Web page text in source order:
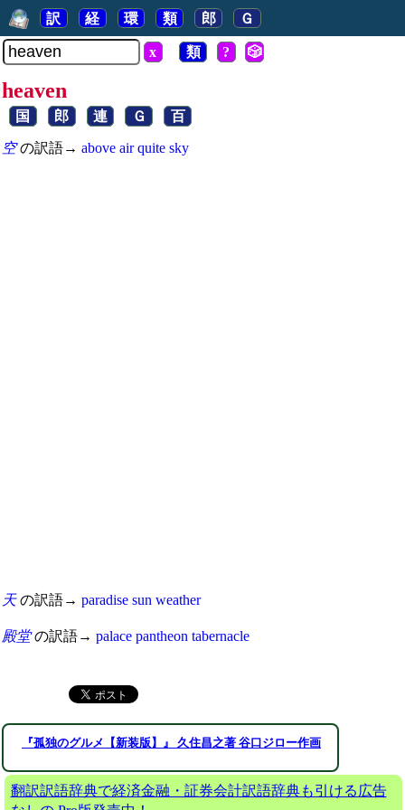
訳 経 環 類 郎 Ｇ
x 類 ? 🎲
heaven
国 郎 連 Ｇ 百
空の訳語→ above air quite sky
天の訳語→ paradise sun weather
殿堂の訳語→ palace pantheon tabernacle
『孤独のグルメ【新装版】』 久住昌之著 谷口ジロー作画
翻訳訳語辞典で経済金融・証券会計訳語辞典も引ける広告